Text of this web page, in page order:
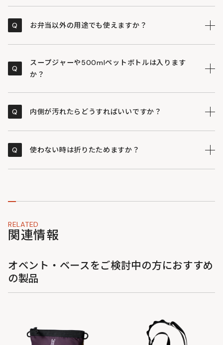
ケーキ屋さんでもらえるような小さな保冷剤にぴったり
のサイズに合わせて効率よく冷やせます。
Q お弁当以外の用途でも使えますか？
近所へお出かけしたり、キャンプで小物をまとめるケー
スとして使ったりと、ライフスタイルに合わせて自由に
Q
スープジャーや500mlペットボトルは入ります
か？
ャーの高さをご確認ください。500mlペットボトルは
Q 内側が汚れたらどうすればいいですか？
して絞った布などでサッと拭き取っていただければ大丈
Q 使わない時は折りたためますか？
RELATED
関連情報
オベント・ベースをご検討中の方におすすめ
の製品